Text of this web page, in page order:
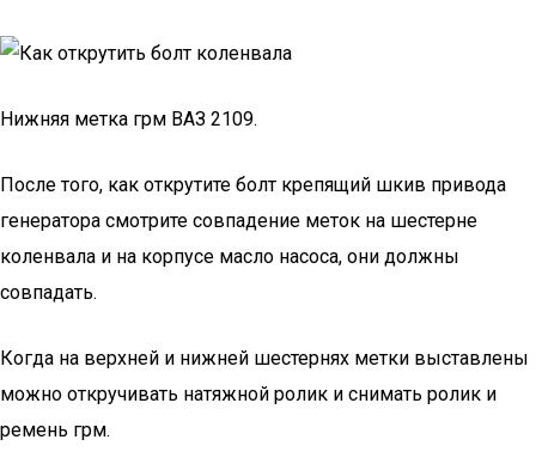
Нижняя метка грм ВАЗ 2109.
После того, как открутите болт крепящий шкив привода
генератора смотрите совпадение меток на шестерне
коленвала и на корпусе масло насоса, они должны
совпадать.
Когда на верхней и нижней шестернях метки выставлены
можно откручивать натяжной ролик и снимать ролик и
ремень грм.